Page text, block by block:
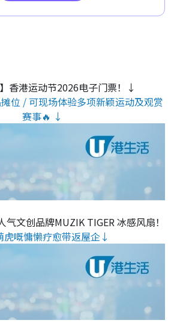
香港运动节2026电子门票！↓
位 / 可现场体验多项新颖运动及观赏
赛事🔥 ↓
气文创品牌MUZIK TIGER 冰感风扇！
虎嘅慵懒疗愈带返屋企↓